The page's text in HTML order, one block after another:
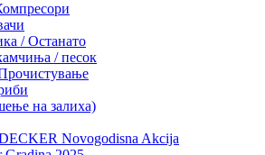
/ Останато
/ песок
на залиха)
Novogodisna Akcija